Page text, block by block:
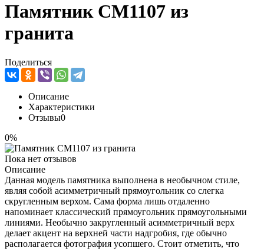
Памятник CM1107 из
гранита
Поделиться
Описание
Характеристики
Отзывы0
0%
Пока нет отзывов
Описание
Данная модель памятника выполнена в необычном стиле,
являя собой асимметричный прямоугольник со слегка
скругленным верхом. Сама форма лишь отдаленно
напоминает классический прямоугольник прямоугольными
линиями. Необычно закругленный асимметричный верх
делает акцент на верхней части надгробия, где обычно
располагается фотография усопшего. Стоит отметить, что